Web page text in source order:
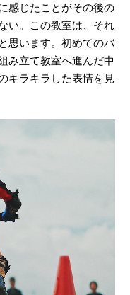
感じたことがその後の
い。この教室は、それ
思います。初めてのバ
み立て教室へ進んだ中
キラキラした表情を見